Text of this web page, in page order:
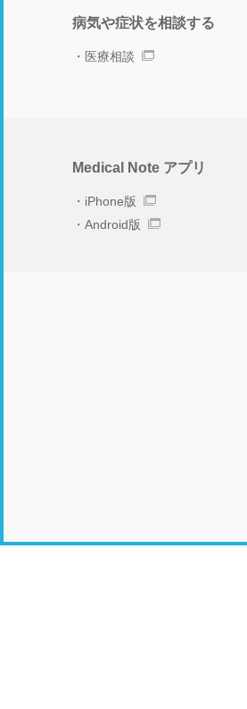
病気や症状を相談する
医療相談
Medical Note アプリ
iPhone版
Android版